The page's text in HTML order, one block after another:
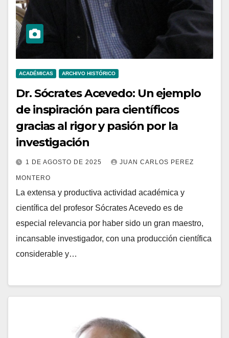
ACADÉMICAS ARCHIVO HISTÓRICO
Dr. Sócrates Acevedo: Un ejemplo
de inspiración para científicos
gracias al rigor y pasión por la
investigación
1 DE AGOSTO DE 2025 JUAN CARLOS PEREZ
MONTERO
La extensa y productiva actividad académica y
científica del profesor Sócrates Acevedo es de
especial relevancia por haber sido un gran maestro,
incansable investigador, con una producción científica
considerable y…